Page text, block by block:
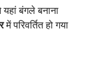
यहां बंगले बनाना
में परिवर्तित हो गया